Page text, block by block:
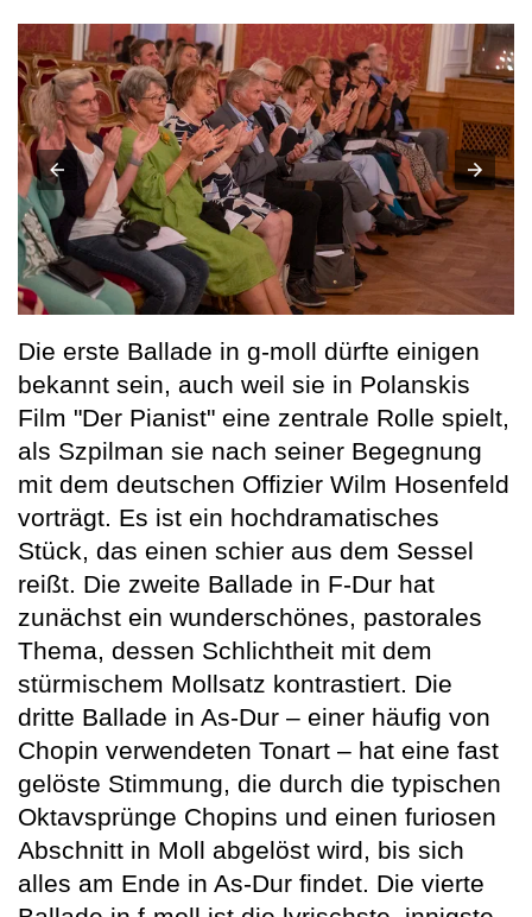
Die erste Ballade in g-moll dürfte einigen
bekannt sein, auch weil sie in Polanskis
Film "Der Pianist" eine zentrale Rolle spielt,
als Szpilman sie nach seiner Begegnung
mit dem deutschen Offizier Wilm Hosenfeld
vorträgt. Es ist ein hochdramatisches
Stück, das einen schier aus dem Sessel
reißt. Die zweite Ballade in F-Dur hat
zunächst ein wunderschönes, pastorales
Thema, dessen Schlichtheit mit dem
stürmischem Mollsatz kontrastiert. Die
dritte Ballade in As-Dur – einer häufig von
Chopin verwendeten Tonart – hat eine fast
gelöste Stimmung, die durch die typischen
Oktavsprünge Chopins und einen furiosen
Abschnitt in Moll abgelöst wird, bis sich
alles am Ende in As-Dur findet. Die vierte